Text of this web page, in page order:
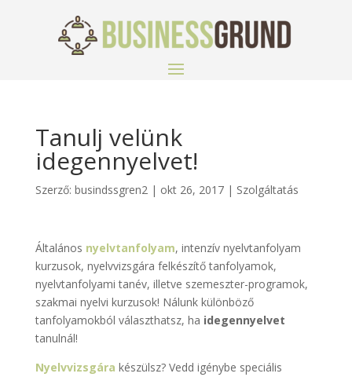
Tanulj velünk
idegennyelvet!
Szerző: busindssgren2| okt 26, 2017| Szolgáltatás
Általános nyelvtanfolyam, intenzív nyelvtanfolyam
kurzusok, nyelvvizsgára felkészítő tanfolyamok,
nyelvtanfolyami tanév, illetve szemeszter-programok,
szakmai nyelvi kurzusok! Nálunk különböző
tanfolyamokból választhatsz, ha idegennyelvet
tanulnál!
Nyelvvizsgára készülsz? Vedd igénybe speciális